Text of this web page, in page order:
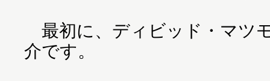
最初に、ディビッド・マツ
介です。